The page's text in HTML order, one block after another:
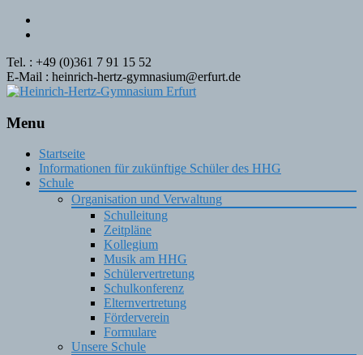
Tel. : +49 (0)361 7 91 15 52
E-Mail : heinrich-hertz-gymnasium@erfurt.de
Menu
Skip
content
Startseite
Informationen für zukünftige Schüler des HHG
Schule
Organisation und Verwaltung
Schulleitung
Zeitpläne
Kollegium
Musik am HHG
Schülervertretung
Schulkonferenz
Elternvertretung
Förderverein
Formulare
Unsere Schule